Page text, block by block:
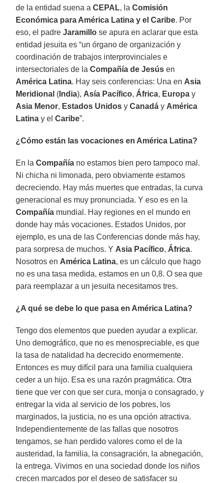
de la entidad suena aCEPAL, laComisión
Económica para América Latina y el Caribe. Por
eso, el padreJaramillo se apura en aclarar que esta
entidad jesuita es “un órgano de organización y
coordinación de trabajos interprovinciales e
intersectoriales de laCompañía de Jesús en
América Latina. Hay seis conferencias: Una en Asia
Meridional ( India), Asía Pacífico, África, Europa y
Asia Menor, Estados Unidos yCanadá y América
Latina y elCaribe”.
¿Cómo están las vocaciones en América Latina?
En laCompañía no estamos bien pero tampoco mal.
Ni chicha ni limonada, pero obviamente estamos
decreciendo. Hay más muertes que entradas, la curva
generacional es muy pronunciada. Y eso es en la
Compañía mundial. Hay regiones en el mundo en
donde hay más vocaciones. Estados Unidos, por
ejemplo, es una de las Conferencias donde más hay,
para sorpresa de muchos. Y Asia Pacífico, África.
Nosotros en América Latina, es un cálculo que hago
no es una tasa medida, estamos en un 0,8. O sea que
para reemplazar a un jesuita necesitamos tres.
¿A qué se debe lo que pasa en América Latina?
Tengo dos elementos que pueden ayudar a explicar.
Uno demográfico, que no es menospreciable, es que
la tasa de natalidad ha decrecido enormemente.
Entonces es muy difícil para una familia cualquiera
ceder a un hijo. Esa es una razón pragmática. Otra
tiene que ver con que ser cura, monja o consagrado, y
entregar la vida al servicio de los pobres, los
marginados, la justicia, no es una opción atractiva.
Independientemente de las fallas que nosotros
tengamos, se han perdido valores como el de la
austeridad, la familia, la consagración, la abnegación,
la entrega. Vivimos en una sociedad donde los niños
crecen marcados por el deseo de satisfacer su